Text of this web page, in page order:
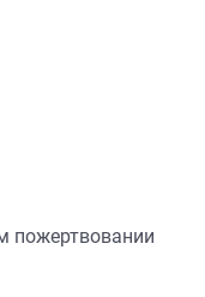
пожертвовании